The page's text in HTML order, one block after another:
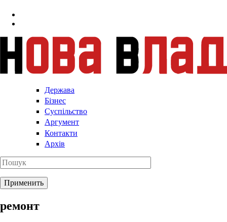
Держава
Бізнес
Суспільство
Аргумент
Контакти
Архів
ремонт